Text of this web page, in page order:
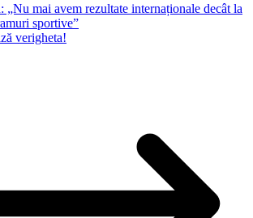
„Nu mai avem rezultate internaționale decât la
sportive”
verigheta!